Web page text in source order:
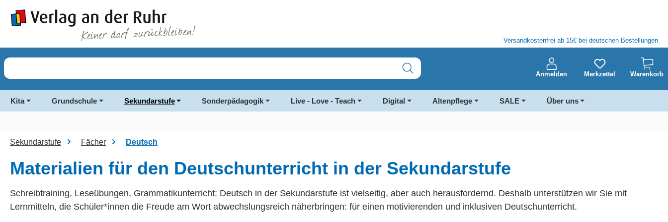
Zur Hauptnavigation springen
Versandkostenfrei ab 15€ bei deutschen Bestellungen
Anmelden Merkzettel Warenkorb
Kita Grundschule Sekundarstufe Sonderpädagogik Live - Love - Teach Digital Altenpflege SALE Über uns
Sekundarstufe Fächer Deutsch
Materialien für den Deutschunterricht in der Sekundarstufe
Schreibtraining, Leseübungen, Grammatikunterricht: Deutsch in der Sekundarstufe ist vielseitig, aber auch herausfordernd. Deshalb unterstützen wir Sie mit
Lernmitteln, die Schüler*innen die Freude am Wort abwechslungsreich näherbringen: für einen motivierenden und inklusiven Deutschunterricht.